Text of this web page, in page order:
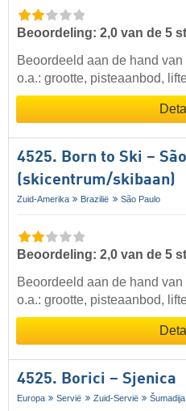
Beoordeling: 2,0 van de 5
Beoordeeld aan de hand van
o.a.: grootte, pisteaanbod,
4525. Born to Ski –
(skicentrum/skibaan)
Zuid-Amerika Brazilië São Paulo
Beoordeling: 2,0 van de 5
Beoordeeld aan de hand van
o.a.: grootte, pisteaanbod,
4525. Borici – Sjenica
Europa Servië Zuid-Servië